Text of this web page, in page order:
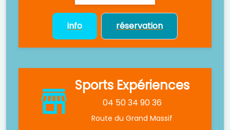
info réservation
Sports Expériences
04 50 34 90 36
Route du Grand Massif